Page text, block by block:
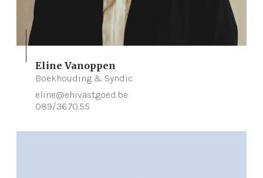
Eline Vanoppen
Boekhouding & Syndic
eline@ehivastgoed.be
089/36.70.55